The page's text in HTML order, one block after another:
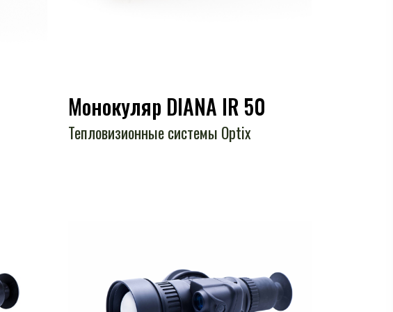
Монокуляр DIANA IR 50
Тепловизионные системы Optix